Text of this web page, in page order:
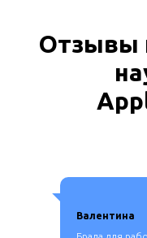
Отзывы
Валентина